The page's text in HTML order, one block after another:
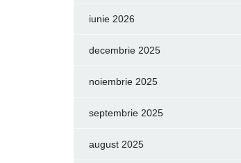
iunie 2026
decembrie 2025
noiembrie 2025
septembrie 2025
august 2025